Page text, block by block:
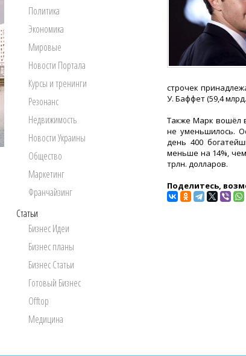
Политика
Экономика
Мировые
Новости Портала
Курсы и тренинги
Резонанс
Недвижимость
Новости Украины
Общество
Маркетинг
Франчайзинг
Статьи
Бизнес Идеи
Бизнес планы
Бизнес Статьи
Готовый Бизнес
Offtop
Медицина
строчек
У. Баффет (59,4
Также Марк вошёл
не уменьшилось.
день 400
меньше на 14%,
трлн. долларов.
Поделитесь,